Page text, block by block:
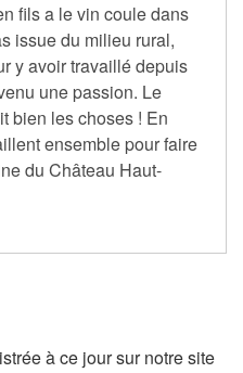
fils a le vin coule dans
issue du milieu rural,
y avoir travaillé depuis
une passion. Le
bien les choses ! En
ensemble pour faire
du Château Haut-
à ce jour sur notre site